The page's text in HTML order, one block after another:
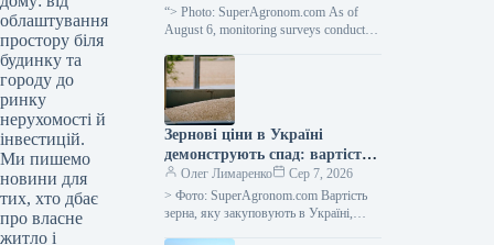
облаштування
простору біля
будинку та
городу до
ринку
нерухомості й
інвестицій.
Ми пишемо
новини для
тих, хто дбає
про власне
житло і
павутинного кліща —
SuperAgronom.com
“> Photo: SuperAgronom.com As of
August 6, monitoring surveys conducted
region have shown that…
Зернові ціни в Україні
демонструють спад: вартість
пшениці, кукурудзи,
соняшнику, сої та ріпаку при
закупівлі —
Олег Лимаренко
Сер 7, 2026
> Фото: SuperAgronom.com Вартість
зерна, яку закуповують в Україні,